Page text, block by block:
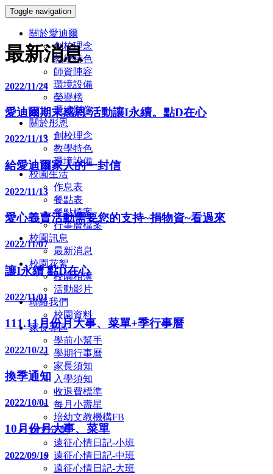
Toggle navigation
關於愛迪爾
創校理念
教學特色
師資陣容
環境設備
榮譽榜
環繞影像
關於彤恩
創校理念
教學特色
環境設備
校園生活
作息表
餐點表
餐點檔案
行事曆檔案
校園訊息
最新消息
校園花絮
校園相簿
活動影片
聯絡我們
校園資料
家長專區
學前小幫手
學期行事曆
家長須知
入學須知
收退費標準
每月小壽星
培幼文教機構FB
好文分享
遠征心情日記-小班
遠征心情日記-中班
遠征心情日記-大班
最新消息
2022/11/24
愛迪爾期末感恩-活動讓I永續。點D在心
2022/11/13
給愛迪爾家人的一封信
2022/11/13
愛心義賣活動需要您的支持~捐物資~看過來
2022/11/07
讓I永續 點D在心
2022/11/01
111.11月份月大事、菜單+季行事曆
2022/10/21
換季通知
2022/10/01
10月份月大事、菜單
2022/09/19